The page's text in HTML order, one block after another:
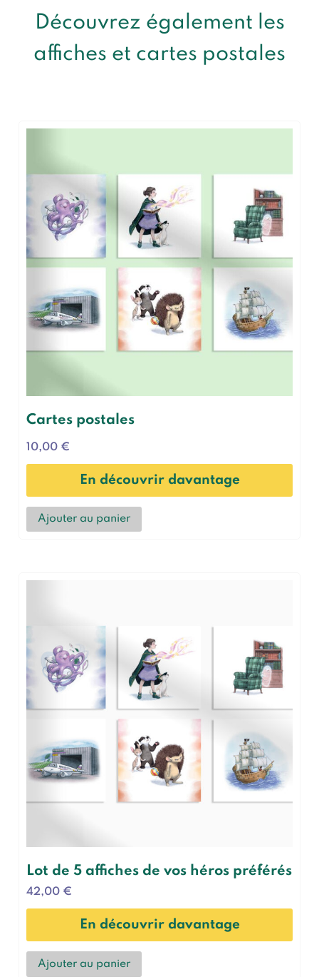
Découvrez également les
affiches et cartes postales
Cartes postales
10,00 €
En découvrir davantage
Ajouter au panier
Lot de 5 affiches de vos héros préférés
42,00 €
En découvrir davantage
Ajouter au panier